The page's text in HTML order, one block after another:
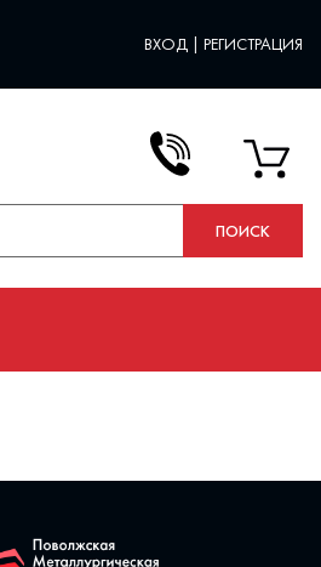
ВХОД | РЕГИСТРАЦИЯ